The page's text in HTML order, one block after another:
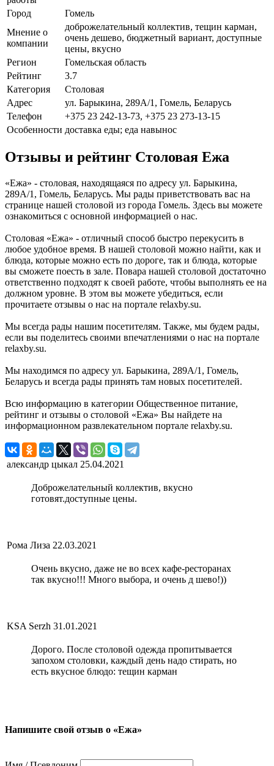
Город
Гомель
Мнение о
компании
доброжелательный коллектив, тещин карман,
очень дешево, бюджетный вариант, доступные
цены, вкусно
Регион
Гомельская область
Рейтинг
3.7
Категория
Столовая
Адрес
ул. Барыкина, 289А/1, Гомель, Беларусь
Телефон
+375 23 242-13-73, +375 23 273-13-15
Особенности доставка еды; еда навынос
Отзывы и рейтинг Столовая Ежа
«Ежа» - столовая, находящаяся по адресу ул. Барыкина,
289А/1, Гомель, Беларусь. Мы рады приветствовать вас на
странице нашей столовой из города Гомель. Здесь вы можете
ознакомиться с основной информацией о нас.
Столовая «Ежа» - отличный способ быстро перекусить в
любое удобное время. В нашей столовой можно найти, как и
блюда, которые можно есть по дороге, так и блюда, которые
вы сможете поесть в зале. Повара нашей столовой достаточно
ответственно подходят к своей работе, чтобы выполнять ее на
должном уровне. В этом вы можете убедиться, если
прочитаете отзывы о нас на портале relaxby.su.
Мы всегда рады нашим посетителям. Также, мы будем рады,
если вы поделитесь своими впечатлениями о нас на портале
relaxby.su.
Мы находимся по адресу ул. Барыкина, 289А/1, Гомель,
Беларусь и всегда рады принять там новых посетителей.
Всю информацию в категории Общественное питание,
рейтинг и отзывы о столовой «Ежа» Вы найдете на
информационном развлекательном портале relaxby.su.
александр цыкал 25.04.2021
Доброжелательный коллектив, вкусно
готовят.доступные цены.
Рома Лиза 22.03.2021
Очень вкусно, даже не во всех кафе-ресторанах
так вкусно!!! Много выбора, и очень д шево!))
KSA Serzh 31.01.2021
Дорого. После столовой одежда пропитывается
запохом столовки, каждый день надо стирать, но
есть вкусное блюдо: тещин карман
Напишите свой отзыв о «Ежа»